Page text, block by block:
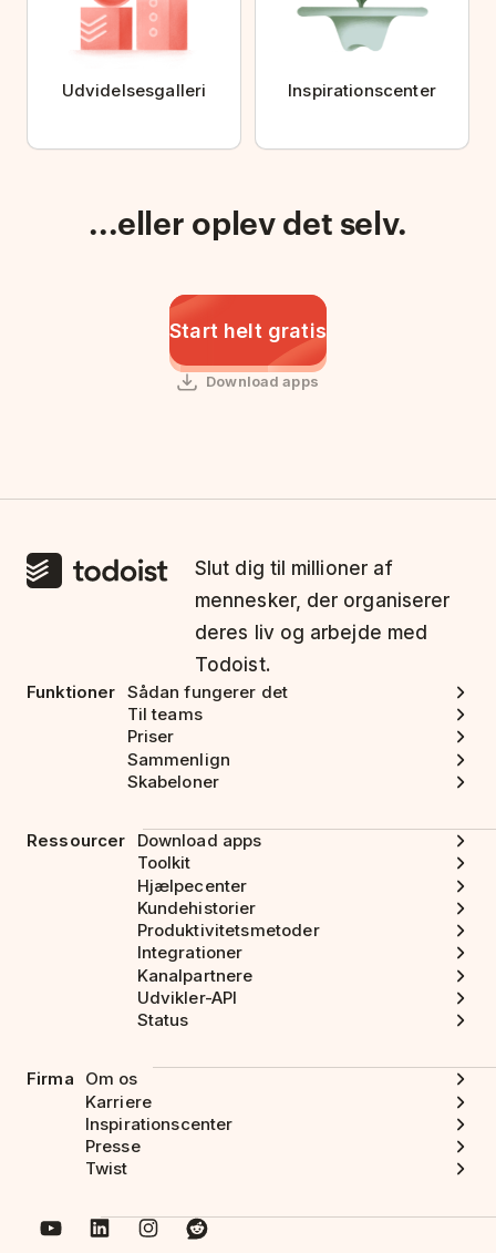
Udvidelsesgalleri Inspirationscenter
...eller oplev det selv.
Start helt gratis
Download apps
Slut dig til millioner af
mennesker, der organiserer
deres liv og arbejde med
Todoist.
Funktioner Sådan fungerer det
Til teams
Priser
Sammenlign
Skabeloner
Ressourcer
Download apps
Toolkit
Hjælpecenter
Kundehistorier
Produktivitetsmetoder
Integrationer
Kanalpartnere
Udvikler-API
Status
Firma
Om os
Karriere
Inspirationscenter
Presse
Twist